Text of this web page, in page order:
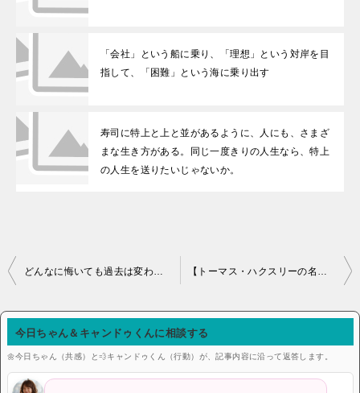
「会社」という船に乗り、「理想」という対岸を目
指して、「困難」という海に乗り出す
寿司に特上と上と並があるように、人にも、さまざ
まな生き方がある。同じ一度きりの人生なら、特上
の人生を送りたいじゃないか。
投稿ナビゲーション どんなに悔いても過去は変わらない。どれほど心配したところで未来もどうなるものでもない。 【トーマス・ハクスリーの名言】知識を行動に変えるたった1つの方法とは？
今日ちゃん＆キャンドゥくんに相談する
🌼今日ちゃん（共感）と💨キャンドゥくん（行動）が、記事内容に沿って返答します。